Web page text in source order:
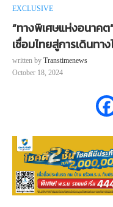
EXCLUSIVE
“ทางพิเศษแห่งอนาคต
เชื่อมไทยสู่การเดินทา
written by Transtimenews
October 18, 2024